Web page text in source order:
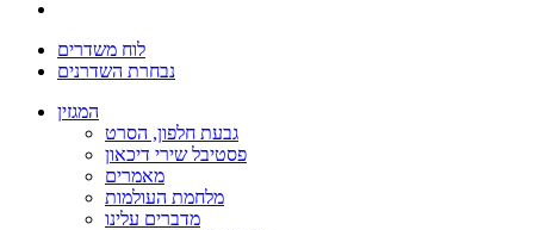
לוח משדרים
נבחרת השדרנים
המגזין
גבעת חלפון, הסרט
פסטיבל שירי דיכאון
מאמרים
מלחמת העולמות
מדברים עלינו